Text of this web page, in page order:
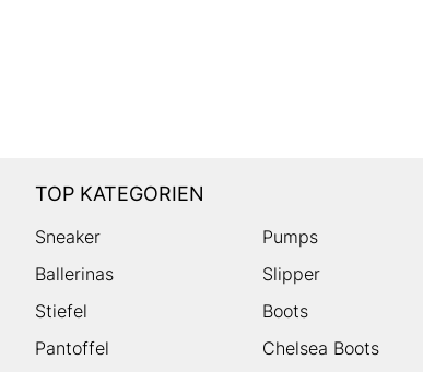
TOP KATEGORIEN
Sneaker Pumps
Ballerinas
Slipper
Stiefel
Boots
Pantoffel
Chelsea Boots